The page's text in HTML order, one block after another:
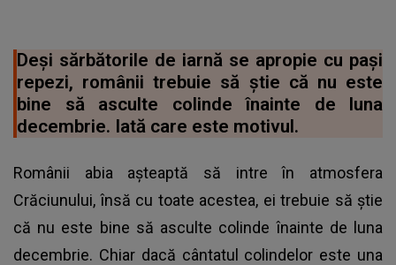
Deși sărbătorile de iarnă se apropie cu pași
repezi, românii trebuie să știe că nu este
bine să asculte colinde înainte de luna
decembrie. Iată care este motivul.
Românii abia așteaptă să intre în atmosfera
Crăciunului, însă cu toate acestea, ei trebuie să știe
că nu este bine să asculte colinde înainte de luna
decembrie. Chiar dacă cântatul colindelor este una